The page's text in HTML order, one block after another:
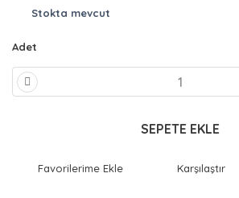
Stokta mevcut
Adet
SEPETE EKLE
Karşılaştır